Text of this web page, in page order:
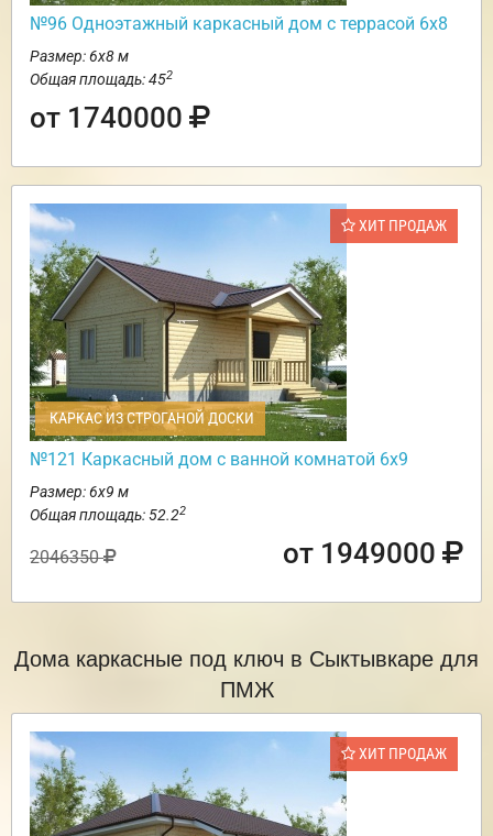
№96 Одноэтажный каркасный дом с террасой 6х8
Размер: 6х8 м
Общая площадь: 452
от 1740000
ХИТ ПРОДАЖ
КАРКАС ИЗ СТРОГАНОЙ ДОСКИ
№121 Каркасный дом с ванной комнатой 6х9
Размер: 6х9 м
Общая площадь: 52.22
2046350 от 1949000
Дома каркасные под ключ в Сыктывкаре для
ПМЖ
ХИТ ПРОДАЖ